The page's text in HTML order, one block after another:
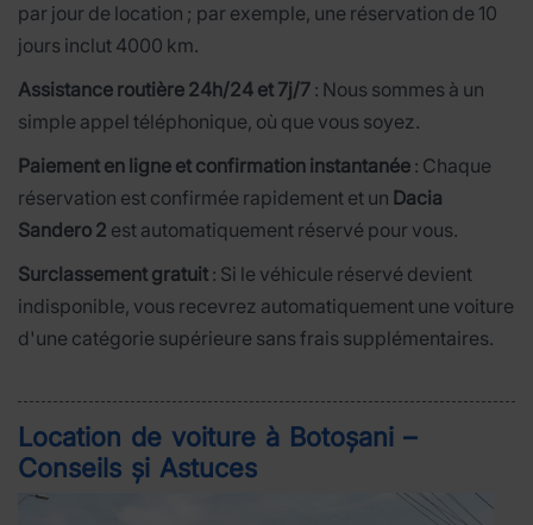
par jour de location ; par exemple, une réservation de 10
jours inclut 4000 km.
Assistance routière 24h/24 et 7j/7 : Nous sommes à un
simple appel téléphonique, où que vous soyez.
Paiement en ligne et confirmation instantanée : Chaque
réservation est confirmée rapidement et un Dacia
Sandero 2 est automatiquement réservé pour vous.
Surclassement gratuit : Si le véhicule réservé devient
indisponible, vous recevrez automatiquement une voiture
d'une catégorie supérieure sans frais supplémentaires.
Location de voiture à Botoșani –
Conseils și Astuces